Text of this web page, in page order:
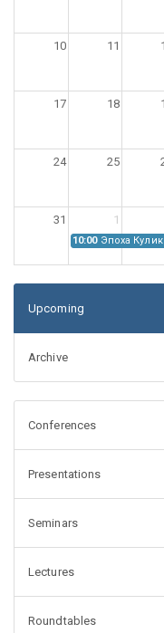
10 11
17 18
24 25
31 1
10:00 Эпоха
Upcoming
Archive
Conferences
Presentations
Seminars
Lectures
Roundtables